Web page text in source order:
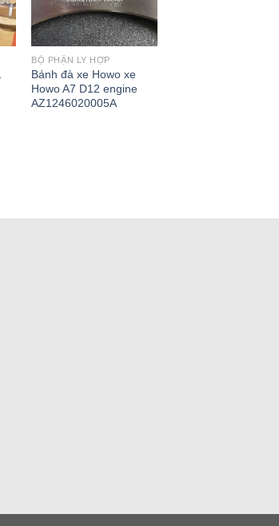
BỘ PHẬN LY HỢP
Bánh đà xe Howo xe
Howo A7 D12 engine
AZ1246020005A